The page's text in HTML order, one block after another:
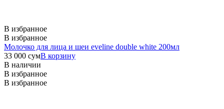
В избранное
В избранное
Молочко для лица и шеи eveline double white 200мл
33 000 сумВ корзину
В наличии
В избранное
В избранное